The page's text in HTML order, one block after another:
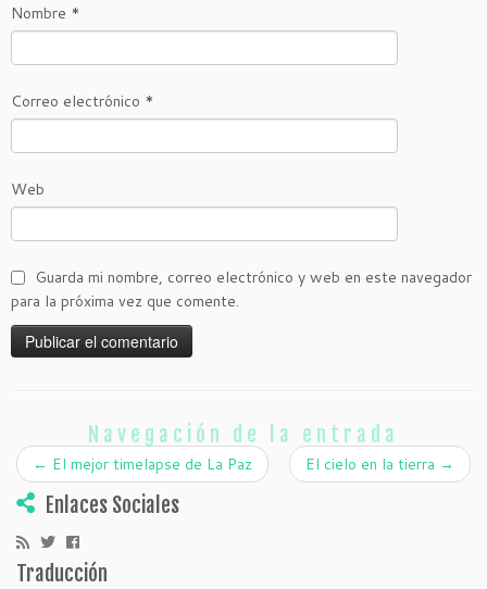
Nombre *
Correo electrónico *
Web
Guarda mi nombre, correo electrónico y web en este navegador
para la próxima vez que comente.
Navegación de la entrada
← El mejor timelapse de La Paz El cielo en la tierra →
Enlaces Sociales
Traducción